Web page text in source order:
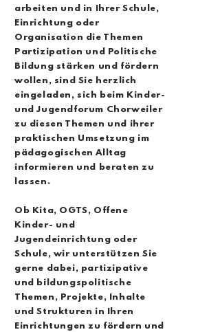
arbeiten und in Ihrer Schule,
Einrichtung oder
Organisation die Themen
Partizipation und Politische
Bildung stärken und fördern
wollen, sind Sie herzlich
eingeladen, sich beim Kinder-
und Jugendforum Chorweiler
zu diesen Themen und ihrer
praktischen Umsetzung im
pädagogischen Alltag
informieren und beraten zu
lassen.
Ob Kita, OGTS, Offene
Kinder- und
Jugendeinrichtung oder
Schule, wir unterstützen Sie
gerne dabei, partizipative
und bildungspolitische
Themen, Projekte, Inhalte
und Strukturen in Ihren
Einrichtungen zu fördern und